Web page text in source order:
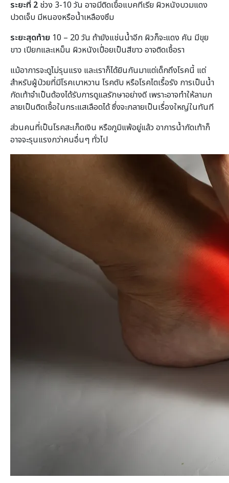
ระยะที่ 2 ช่วง 3-10 วัน อาจมีติดเขื้อแบคทีเรีย ผิวหนังบวมแดง
ปวดเจ็บ มีหนองหรือน้ำเหลืองซึม
ระยะสุดท้าย 10 – 20 วัน ถ้ายังแช่นน้ำอีก ผิวก็จะแดง คัน มีขุย
ขาว เปียกและเหม็น ผิวหนังเปื่อยเป็นสีขาว อาจติดเชื้อรา
แม้อาการจะดูไม่รุนแรง และเราก็ได้ยินกันมาแต่เด็กถึงโรคนี้ แต่
สำหรับผู้ป่วยที่มีโรคเบาหวาน โรคตับ หรือโรคไตเรื้อรัง การเป็นน้ำ
กัดเท้าจำเป็นต้องได้รับการดูแลรักษาอย่างดี เพราะอาจทำให้ลามก
ลายเป็นติดเชื้อในกระแสเลือดได้ ซึ่งจะกลายเป็นเรื่องใหญ่ในทันที
ส่วนคนที่เป็นโรคสะเก็ดเงิน หรือภูมิแพ้อยู่แล้ว อาการน้ำกัดเท้าก็
อาจจะรุนแรงกว่าคนอื่นๆ ทั่วไป